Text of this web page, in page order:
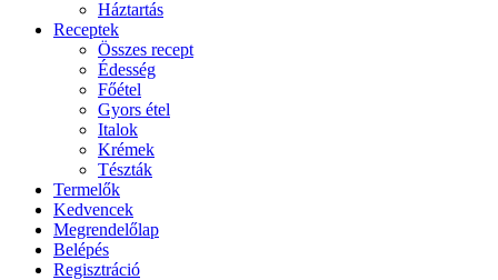
Háztartás
Receptek
Összes recept
Édesség
Főétel
Gyors étel
Italok
Krémek
Tészták
Termelők
Kedvencek
Megrendelőlap
Belépés
Regisztráció